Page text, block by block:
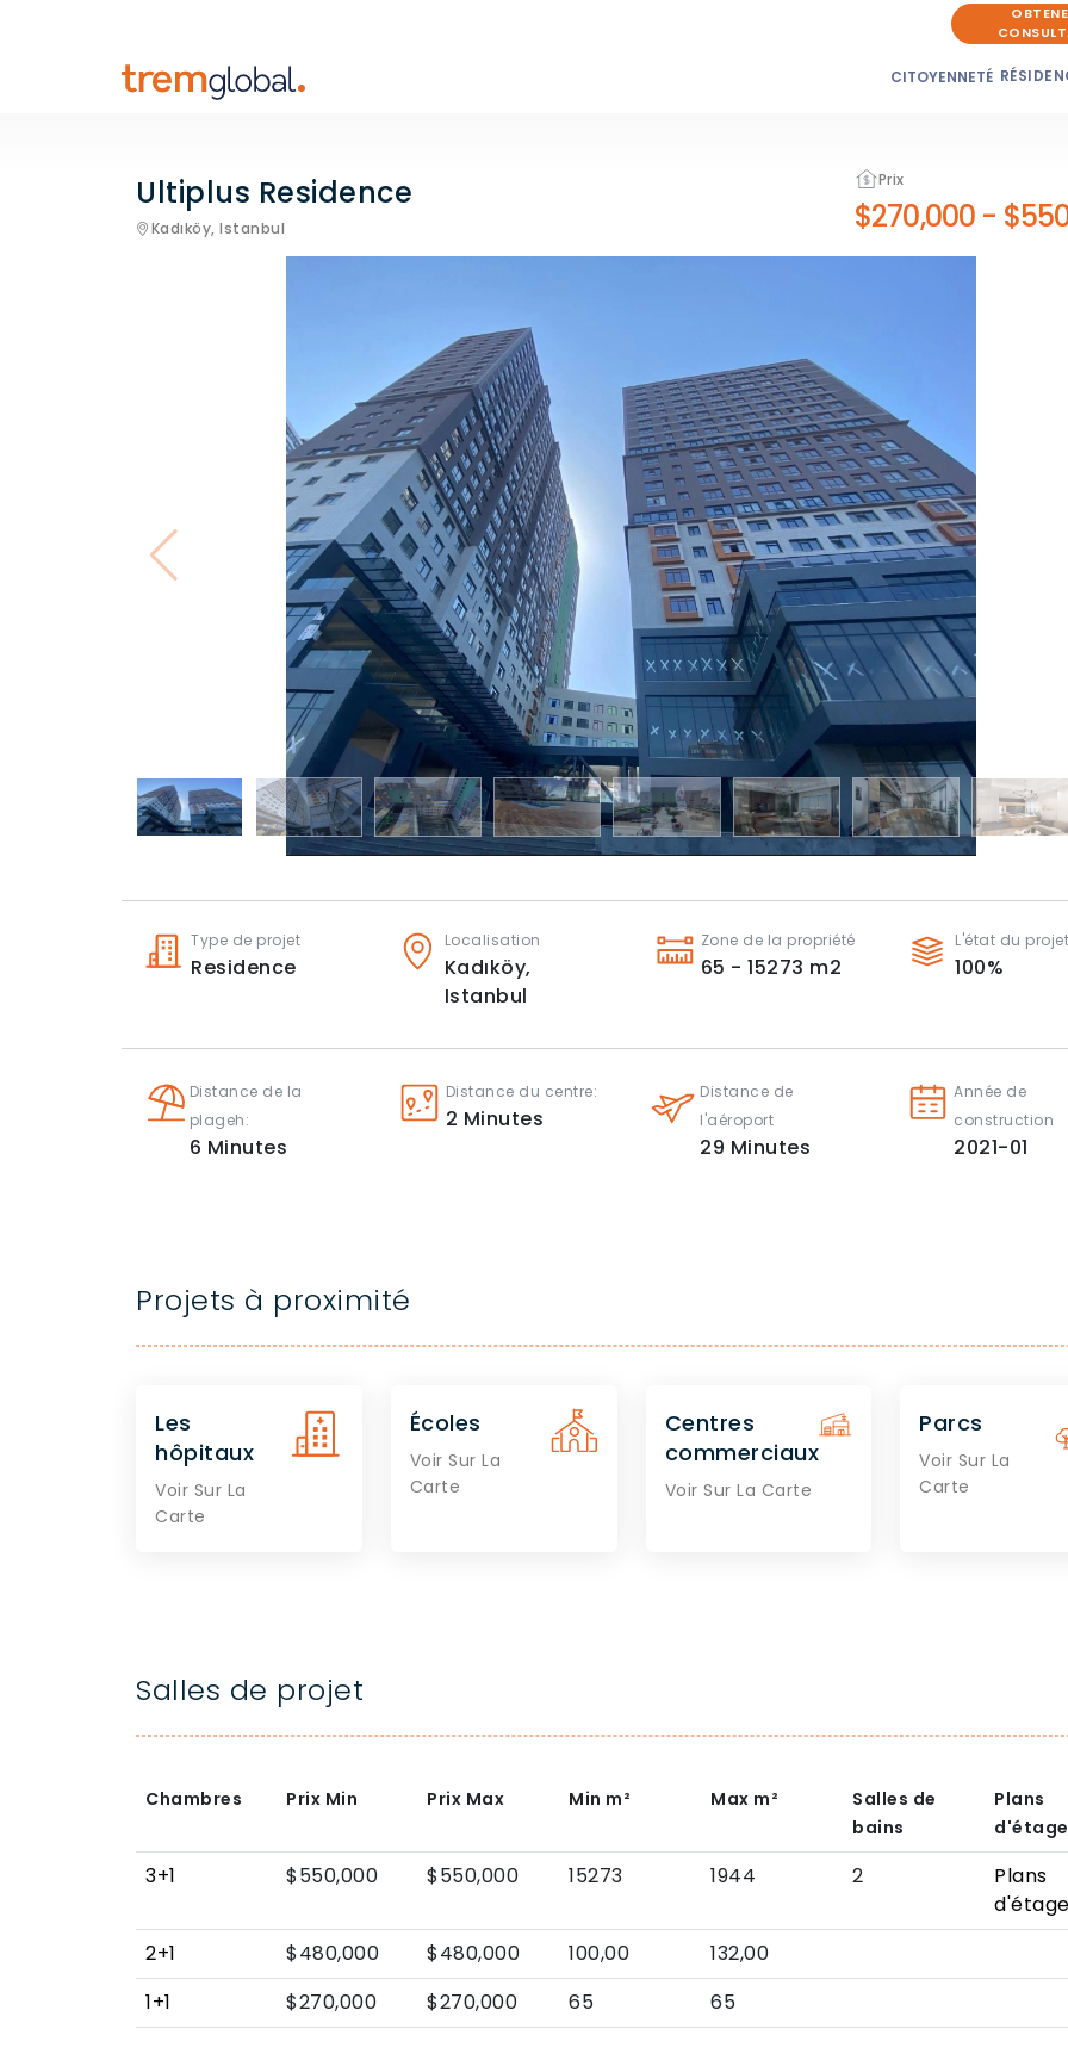
CITOYENNETÉ
Ultiplus Residence
Kadıköy, Istanbul
Prix
$270,000 -
Type de projet
Residence
Localisation
Kadıköy,
Istanbul
Zone de la propriété
65 - 15273 m2
L'état du
100%
Distance de la
plageh:
6 Minutes
Distance du centre:
2 Minutes
Distance de
l'aéroport
29 Minutes
Année de
construction
2021-01
Projets à proximité
Les
hôpitaux
Voir Sur La
Carte
Écoles
Voir Sur La
Carte
Centres
commerciaux
Voir Sur La Carte
Parcs
Voir Sur La
Carte
Salles de projet
Chambres Prix Min Prix Max Min m² Max m²
Salles de
bains
Plans
d'étage
3+1 $550,000 $550,000 15273 1944 2
Plans
2+1
$480,000 $480,000 100,00
132,00
1+1
$270,000 $270,000 65 65